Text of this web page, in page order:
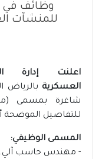
وظائف في
للمنشآت
اعلنت إدارة
العسكرية بالرياض
شاغرة بمسمى
للتفاصيل الموضحة
المسمى الوظيفي:
- مهندس حاسب آلي.